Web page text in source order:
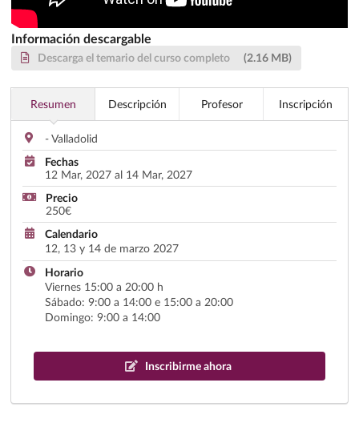
Información descargable
Descarga el temario del curso completo (2.16 MB)
Resumen Descripción Profesor Inscripción
- Valladolid
Fechas
12 Mar, 2027 al 14 Mar, 2027
Precio
250€
Calendario
12, 13 y 14 de marzo 2027
Horario
Viernes 15:00 a 20:00 h
Sábado: 9:00 a 14:00 e 15:00 a 20:00
Domingo: 9:00 a 14:00
Inscribirme ahora